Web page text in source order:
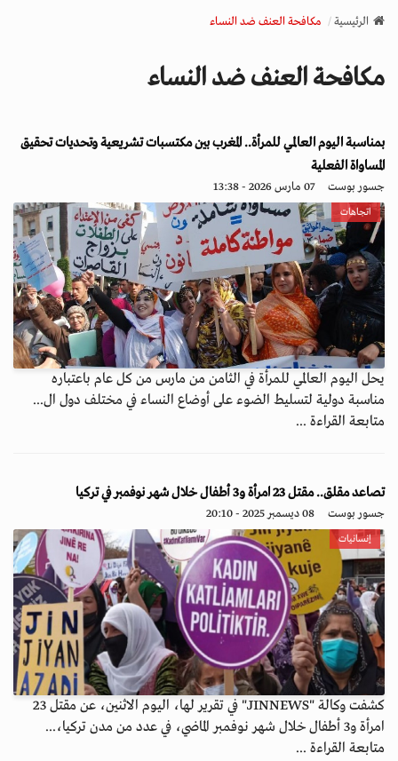
v
a
o
n
الرئيسية مكافحة العنف ضد النساء
مكافحة العنف ضد النساء
بمناسبة اليوم العالمي للمرأة.. المغرب بين مكتسبات تشريعية وتحديات تحقيق
المساواة الفعلية
جسور بوست 07 مارس 2026 - 13:38
اتجاهات
يحل اليوم العالمي للمرأة في الثامن من مارس من كل عام باعتباره
مناسبة دولية لتسليط الضوء على أوضاع النساء في مختلف دول ال...
متابعة القراءة ...
تصاعد مقلق.. مقتل 23 امرأة و3 أطفال خلال شهر نوفمبر في تركيا
جسور بوست 08 ديسمبر 2025 - 20:10
إنسانيات
كشفت وكالة "JINNEWS" في تقرير لها، اليوم الاثنين، عن مقتل 23
امرأة و3 أطفال خلال شهر نوفمبر الماضي، في عدد من مدن تركيا،...
متابعة القراءة ...